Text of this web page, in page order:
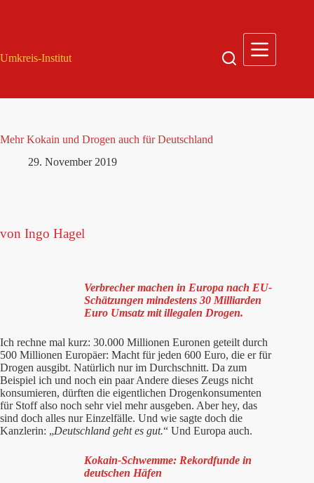
Umkreis-Institut
Mehr Kokain und Drogen auch für Deutschland
29. November 2019
von Ingo Hagel
Verbrecher machen in Europa nach EU-
Schätzungen mindestens 30 Milliarden
Euro Umsatz mit illegalen Drogen.
Ich rechne mal kurz: 30.000 Millionen Euronen geteilt durch
500 Millionen Europäer: Macht für jeden 600 Euro, die er für
Drogen ausgibt. Natürlich nur im Durchschnitt. Da zum
Beispiel ich und noch ein paar Andere dieses Zeugs nicht
konsumieren, dürften die eigentlichen Drogenkonsumenten
für Stoff also noch sehr viel mehr ausgeben. Aber hey, das
sind doch alles nur Einzelfälle. Und wie sagte doch die
Kanzlerin: „Deutschland geht es gut.“ Und Europa auch.
Kokain-Schwemme: Rekordfunde in
deutschen Häfen